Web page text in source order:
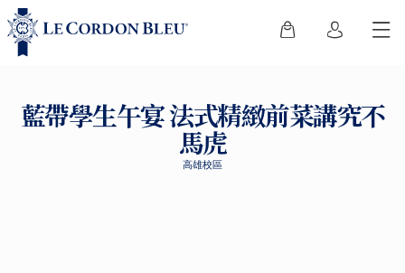
藍帶學生午宴 法式精緻前菜講究不
馬虎
高雄校區